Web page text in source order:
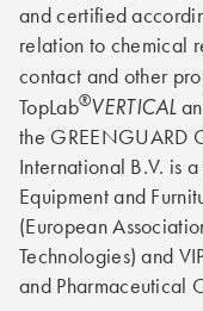
and certified
relation to chemical
contact and other
TopLab®VERTICAL
the GREENGUARD
International B.V. is
Equipment and
(European
Technologies) and
and Pharmaceutical